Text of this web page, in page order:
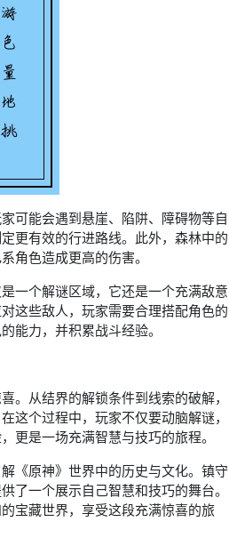
可能会遇到悬崖、陷阱、障碍物等自
更有效的行进路线。此外，森林中的
角色造成更高的伤害。
一个解谜区域，它还是一个充满敌意
这些敌人，玩家需要合理搭配角色的
能力，并积累战斗经验。
。从结界的解锁条件到线索的破解，
这个过程中，玩家不仅要动脑解谜，
更是一场充满智慧与技巧的旅程。
《原神》世界中的历史与文化。镇守
了一个展示自己智慧和技巧的舞台。
宝藏世界，享受这段充满惊喜的旅